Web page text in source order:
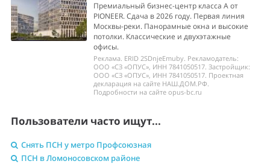
Премиальный бизнес-центр класса А от
PIONEER. Сдача в 2026 году. Первая линия
Москвы-реки. Панорамные окна и высокие
потолки. Классические и двухэтажные
офисы.
Реклама. ERID 2SDnjeEmuby. Рекламодатель:
ООО «СЗ «ОПУС», ИНН 7841050517. Застройщик:
ООО «СЗ «ОПУС», ИНН 7841050517. Проектная
декларация на сайте НАШ.ДОМ.РФ.
Подробности на сайте opus-bc.ru
Пользователи часто ищут...
Снять ПСН у метро Профсоюзная
ПСН в Ломоносовском районе